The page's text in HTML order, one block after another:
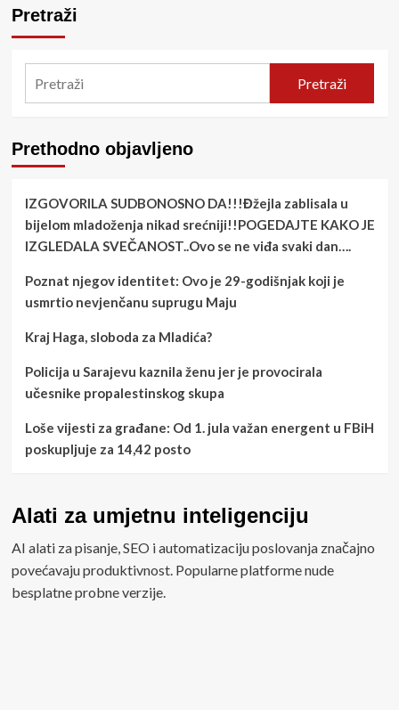
Pretraži
Pretraži
Prethodno objavljeno
IZGOVORILA SUDBONOSNO DA!!!Đžejla zablisala u
bijelom mladoženja nikad srećniji!!POGEDAJTE KAKO JE
IZGLEDALA SVEČANOST..Ovo se ne viđa svaki dan….
Poznat njegov identitet: Ovo je 29-godišnjak koji je
usmrtio nevjenčanu suprugu Maju
Kraj Haga, sloboda za Mladića?
Policija u Sarajevu kaznila ženu jer je provocirala
učesnike propalestinskog skupa
Loše vijesti za građane: Od 1. jula važan energent u FBiH
poskupljuje za 14,42 posto
Alati za umjetnu inteligenciju
AI alati za pisanje, SEO i automatizaciju poslovanja značajno
povećavaju produktivnost. Popularne platforme nude
besplatne probne verzije.